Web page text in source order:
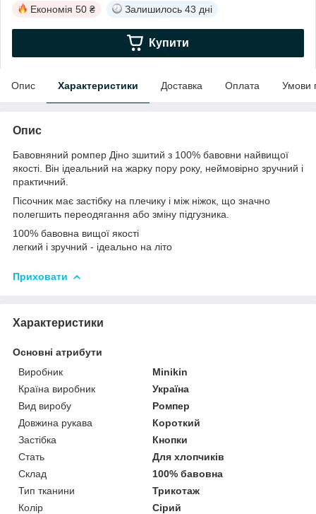
Економія 50 ₴ Залишилось 43 дні
Купити
Опис Характеристики Доставка Оплата Умови
Опис
Бавовняний ромпер Діно зшитий з 100% бавовни найвищої
якості. Він ідеальний на жарку пору року, неймовірно зручний і
практичний.
Пісочник має застібку на плечику і між ніжок, що значно
полегшить переодягання або зміну підгузника.
100% бавовна вищої якості
легкий і зручний - ідеально на літо
Приховати
Характеристики
Основні атрибути
Виробник
Minikin
Країна виробник
Україна
Вид виробу
Ромпер
Довжина рукава
Короткий
Застібка
Кнопки
Стать
Для хлопчиків
Склад
100% бавовна
Тип тканини
Трикотаж
Колір
Сірий